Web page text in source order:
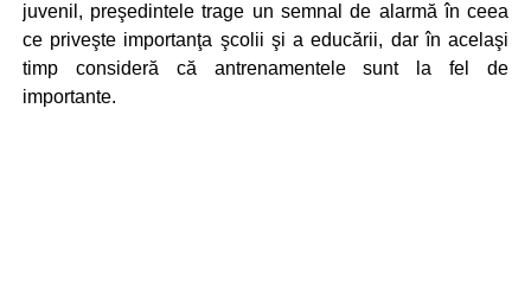
juvenil, preşedintele trage un semnal de alarmă în ceea
ce priveşte importanţa şcolii şi a educării, dar în acelaşi
timp consideră că antrenamentele sunt la fel de
importante.